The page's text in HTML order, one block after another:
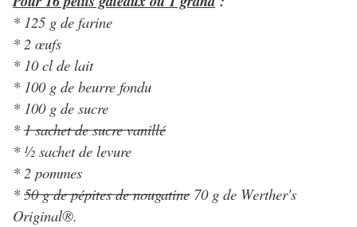
* 125 g de farine
* 2 œufs
* 10 cl de lait
* 100 g de beurre fondu
* 100 g de sucre
* 1 sachet de sucre vanillé
* ½ sachet de levure
* 2 pommes
* 50 g de pépites de nougatine 70 g de Werther's
Original®.